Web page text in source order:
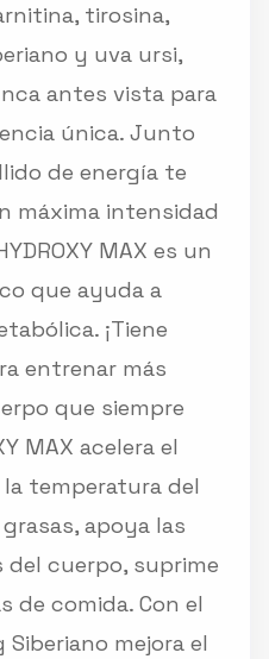
tirosina,
y uva ursi,
antes vista para
única. Junto
de energía te
máxima intensidad
MAX es un
que ayuda a
¡Tiene
entrenar más
que siempre
MAX acelera el
temperatura del
apoya las
cuerpo, suprime
de comida. Con el
Siberiano mejora el